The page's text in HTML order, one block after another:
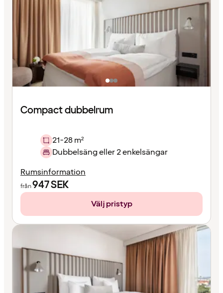
Compact dubbelrum
21-28 m²
Dubbelsäng eller 2 enkelsängar
Rumsinformation
från947SEK
Välj pristyp